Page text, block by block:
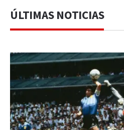
ÚLTIMAS NOTICIAS